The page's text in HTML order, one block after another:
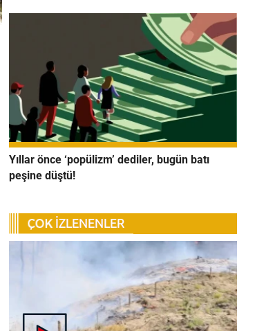
Yıllar önce ‘popülizm’ dediler, bugün batı
peşine düştü!